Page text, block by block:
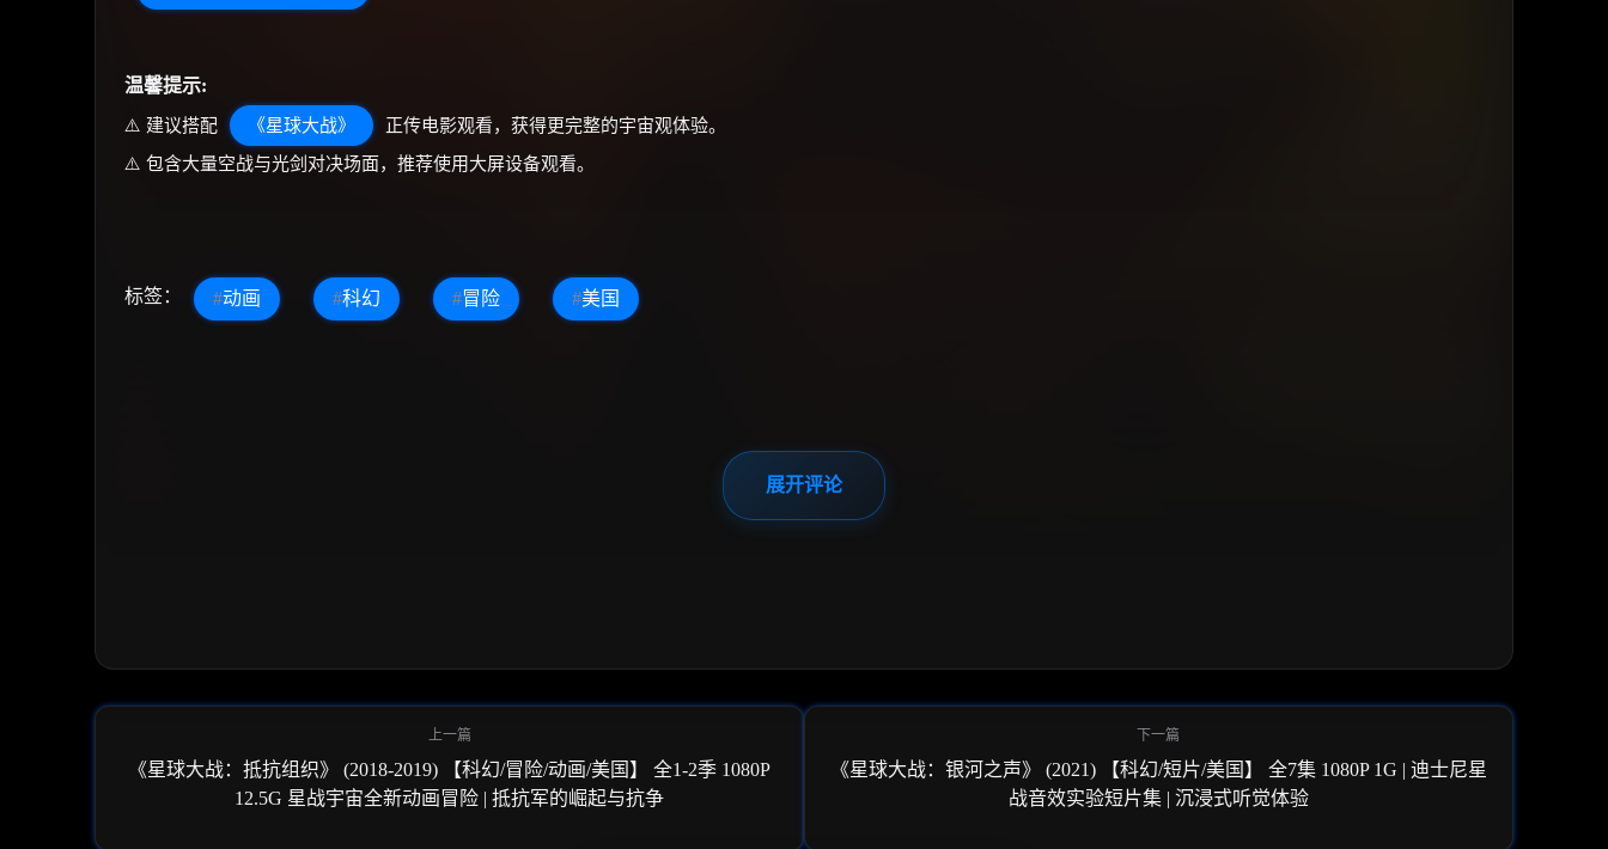
温馨提示:
⚠️ 建议搭配 《星球大战》
正传电影观看，获得更完整的宇宙观体验。
⚠️ 包含大量空战与光剑对决场面，推荐使用大屏设备观看。
标签： #动画 #科幻 #冒险 #美国
展开评论
《星球大战：抵抗组织》 (2018-2019) 【科幻/冒险/动画/美国】 全1-2季 1080P
12.5G 星战宇宙全新动画冒险 | 抵抗军的崛起与抗争
《星球大战：银河之声》 (2021) 【科幻/短片/美国】 全7集 1080P 1G | 迪士尼星
战音效实验短片集 | 沉浸式听觉体验